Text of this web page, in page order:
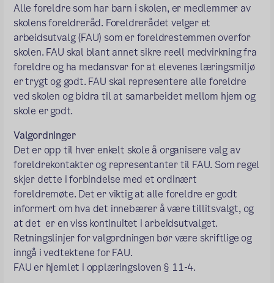
Alle foreldre som har barn i skolen, er medlemmer av
skolens foreldreråd. Foreldrerådet velger et
arbeidsutvalg (FAU) som er foreldrestemmen overfor
skolen. FAU skal blant annet sikre reell medvirkning fra
foreldre og ha medansvar for at elevenes læringsmiljø
er trygt og godt. FAU skal representere alle foreldre
ved skolen og bidra til at samarbeidet mellom hjem og
skole er godt.
Valgordninger
Det er opp til hver enkelt skole å organisere valg av
foreldrekontakter og representanter til FAU. Som regel
skjer dette i forbindelse med et ordinært
foreldremøte. Det er viktig at alle foreldre er godt
informert om hva det innebærer å være tillitsvalgt, og
at det er en viss kontinuitet i arbeidsutvalget.
Retningslinjer for valgordningen bør være skriftlige og
inngå i vedtektene for FAU.
FAU er hjemlet i opplæringsloven § 11-4.